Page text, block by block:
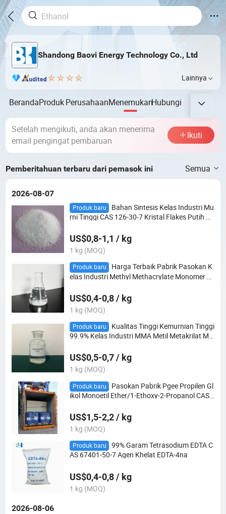
Shandong Baovi Energy Technology Co., Ltd
Lainnya
BerandaProdukPerusahaanMenemukanHubungi
Setelah mengikuti, anda akan menerima
email pengingat pembaruan
Ikuti
Pemberitahuan terbaru dari pemasok ini Semua
2026-08-07
Produk baru
Bahan Sintesis Kelas Industri Mu
rni Tinggi CAS 126-30-7 Kristal Flakes Putih Ne
US$0,8-1,1 / kg
1 kg (MOQ)
Produk baru
Harga Terbaik Pabrik Pasokan K
elas Industri Methyl Methacrylate Monomer M
US$0,4-0,8 / kg
1 kg (MOQ)
Produk baru
Kualitas Tinggi Kemurnian Tinggi
99.9% Kelas Industri MMA Metil Metakrilat Mo
uatan Resin Akrilik CAS 80-62-6
US$0,5-0,7 / kg
1 kg (MOQ)
Produk baru
Pasokan Pabrik Pgee Propilen Gl
ikol Monoetil Ether/1-Ethoxy-2-Propanol CAS
an
US$1,5-2,2 / kg
1 kg (MOQ)
Produk baru
99% Garam Tetrasodium EDTA C
AS 67401-50-7 Agen Khelat EDTA-4na
US$0,4-0,8 / kg
1 kg (MOQ)
2026-08-06